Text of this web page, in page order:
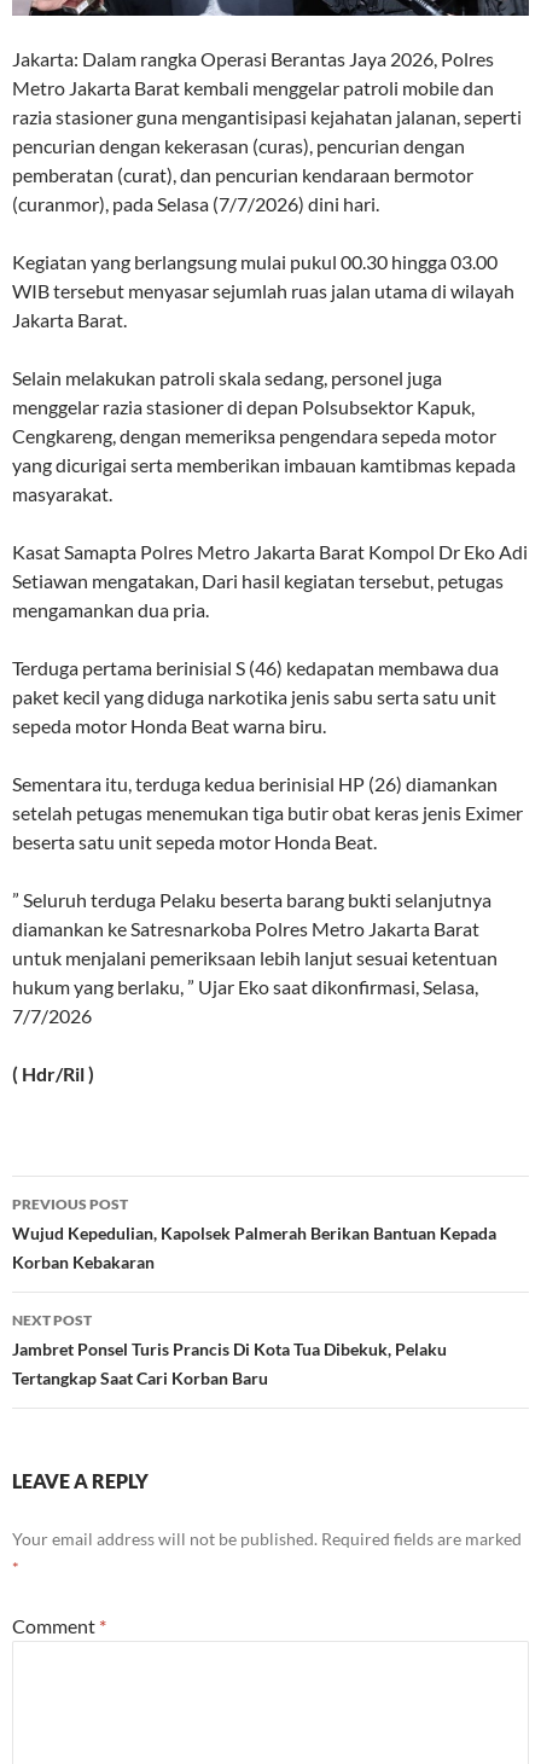
Jakarta: Dalam rangka Operasi Berantas Jaya 2026, Polres
Metro Jakarta Barat kembali menggelar patroli mobile dan
razia stasioner guna mengantisipasi kejahatan jalanan, seperti
pencurian dengan kekerasan (curas), pencurian dengan
pemberatan (curat), dan pencurian kendaraan bermotor
(curanmor), pada Selasa (7/7/2026) dini hari.
Kegiatan yang berlangsung mulai pukul 00.30 hingga 03.00
WIB tersebut menyasar sejumlah ruas jalan utama di wilayah
Jakarta Barat.
Selain melakukan patroli skala sedang, personel juga
menggelar razia stasioner di depan Polsubsektor Kapuk,
Cengkareng, dengan memeriksa pengendara sepeda motor
yang dicurigai serta memberikan imbauan kamtibmas kepada
masyarakat.
Kasat Samapta Polres Metro Jakarta Barat Kompol Dr Eko Adi
Setiawan mengatakan, Dari hasil kegiatan tersebut, petugas
mengamankan dua pria.
Terduga pertama berinisial S (46) kedapatan membawa dua
paket kecil yang diduga narkotika jenis sabu serta satu unit
sepeda motor Honda Beat warna biru.
Sementara itu, terduga kedua berinisial HP (26) diamankan
setelah petugas menemukan tiga butir obat keras jenis Eximer
beserta satu unit sepeda motor Honda Beat.
” Seluruh terduga Pelaku beserta barang bukti selanjutnya
diamankan ke Satresnarkoba Polres Metro Jakarta Barat
untuk menjalani pemeriksaan lebih lanjut sesuai ketentuan
hukum yang berlaku, ” Ujar Eko saat dikonfirmasi, Selasa,
7/7/2026
( Hdr/Ril )
Post
navigation
PREVIOUS POST
Wujud Kepedulian, Kapolsek Palmerah Berikan Bantuan Kepada
Korban Kebakaran
NEXT POST
Jambret Ponsel Turis Prancis Di Kota Tua Dibekuk, Pelaku
Tertangkap Saat Cari Korban Baru
LEAVE A REPLY
Your email address will not be published. Required fields are marked
*
Comment *